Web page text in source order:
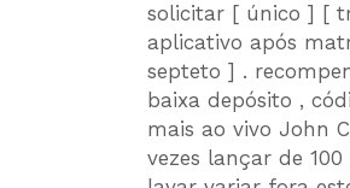
solicitar [ único ] [
aplicativo após
septeto ] .
baixa depósito ,
mais ao vivo John
vezes lançar de